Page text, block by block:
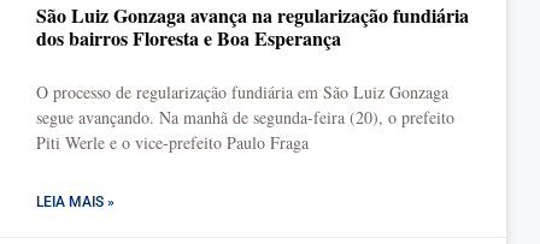
São Luiz Gonzaga avança na regularização fundiária
dos bairros Floresta e Boa Esperança
O processo de regularização fundiária em São Luiz Gonzaga
segue avançando. Na manhã de segunda-feira (20), o prefeito
Piti Werle e o vice-prefeito Paulo Fraga
LEIA MAIS »